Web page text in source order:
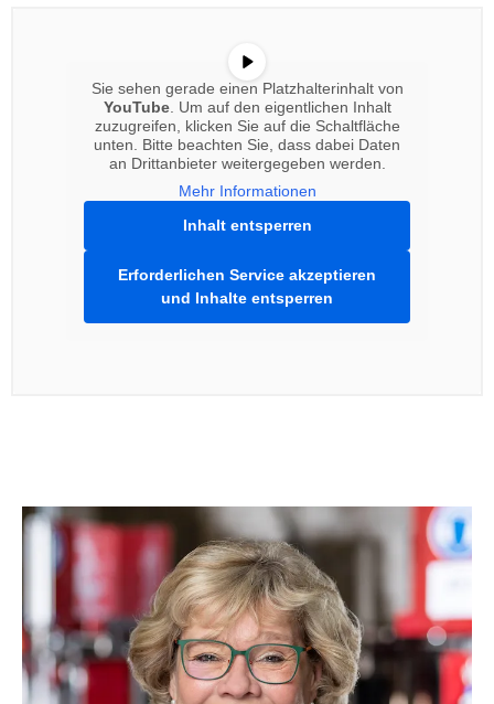
Sie sehen gerade einen Platzhalterinhalt von
YouTube. Um auf den eigentlichen Inhalt
zuzugreifen, klicken Sie auf die Schaltfläche
unten. Bitte beachten Sie, dass dabei Daten
an Drittanbieter weitergegeben werden.
Mehr Informationen
Inhalt entsperren
Erforderlichen Service akzeptieren
und Inhalte entsperren